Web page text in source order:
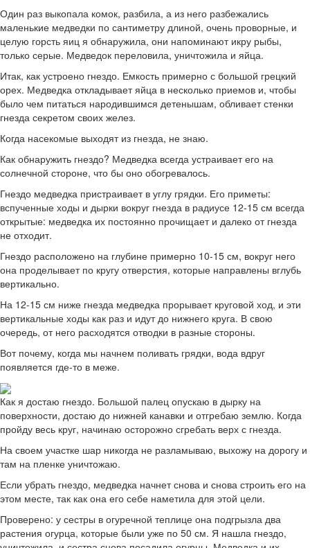
Один раз выкопала комок, разбила, а из него разбежались
маленькие медведки по сантиметру длиной, очень проворные, и
целую горсть яиц я обнаружила, они напоминают икру рыбы,
только серые. Медведок переловила, уничтожила и яйца.
Итак, как устроено гнездо. Емкость примерно с большой грецкий
орех. Медведка откладывает яйца в несколько приемов и, чтобы
было чем питаться народившимся детенышам, обливает стенки
гнезда секретом своих желез.
Когда насекомые выходят из гнезда, не знаю.
Как обнаружить гнездо? Медведка всегда устраивает его на
солнечной стороне, что бы оно обогревалось.
Гнездо медведка пристраивает в углу грядки. Его приметы:
вспученные ходы и дырки вокруг гнезда в радиусе 12-15 см всегда
открытые: медведка их постоянно прочищает и далеко от гнезда
не отходит.
Гнездо расположено на глубине примерно 10-15 см, вокруг него
она проделывает по кругу отверстия, которые направлены вглубь
вертикально.
На 12-15 см ниже гнезда медведка прорывает круговой ход, и эти
вертикальные ходы как раз и идут до нижнего круга. В свою
очередь, от него расходятся отводки в разные стороны.
Вот почему, когда мы начнем поливать грядки, вода вдруг
появляется где-то в меже.
Как я достаю гнездо. Большой палец опускаю в дырку на
поверхности, достаю до нижней канавки и отгребаю землю. Когда
пройду весь круг, начинаю осторожно сгребать верх с гнезда.
На своем участке шар никогда не разламываю, выхожу на дорогу и
там на пленке уничтожаю.
Если убрать гнездо, медведка начнет снова и снова строить его на
этом месте, так как она его себе наметила для этой цели.
Проверено: у сестры в огуречной теплице она подгрызла два
растения огурца, которые были уже по 50 см. Я нашла гнездо,